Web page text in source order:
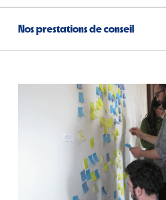
Nos prestations de conseil